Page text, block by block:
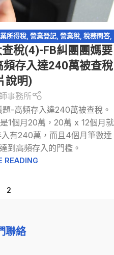
所得稅, 營業登記, 營業稅, 稅務問答,
路購物,跨境電商,逃漏稅 ,電商系列,
務
稅(4)-FB糾團團媽要
存入達240萬被查稅
說明)
事務所
-高頻存入達240萬被查稅。
1個月20萬，20萬 x 12個月就
有240萬，而且4個月筆數達
到高頻存入的門檻。
READING
2
聯絡